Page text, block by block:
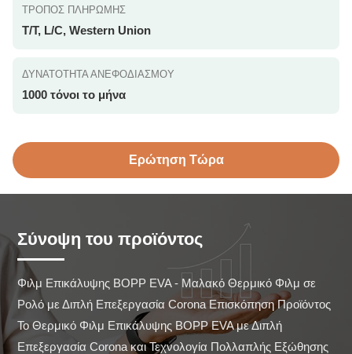
ΤΡΌΠΟΣ ΠΛΗΡΩΜΉΣ
T/T, L/C, Western Union
ΔΥΝΑΤΌΤΗΤΑ ΑΝΕΦΟΔΙΑΣΜΟΎ
1000 τόνοι το μήνα
Ερώτηση Τώρα
Σύνοψη του προϊόντος
Φιλμ Επικάλυψης BOPP EVA - Μαλακό Θερμικό Φιλμ σε
Ρολό με Διπλή Επεξεργασία Corona Επισκόπηση Προϊόντος
Το Θερμικό Φιλμ Επικάλυψης BOPP EVA με Διπλή
Επεξεργασία Corona και Τεχνολογία Πολλαπλής Εξώθησης